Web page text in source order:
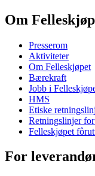
Om
Presserom
Aktiviteter
Om Felleskjøpet
Bærekraft
Jobb i
HMS
Etiske
Retningslinjer
Felleskjøpet
For